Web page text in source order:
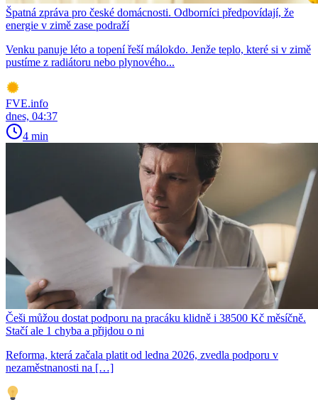
Špatná zpráva pro české domácnosti. Odborníci předpovídají, že
energie v zimě zase podraží
Venku panuje léto a topení řeší málokdo. Jenže teplo, které si v zimě
pustíme z radiátoru nebo plynového...
FVE.info
dnes, 04:37
4 min
Češi můžou dostat podporu na pracáku klidně i 38500 Kč měsíčně.
Stačí ale 1 chyba a přijdou o ni
Reforma, která začala platit od ledna 2026, zvedla podporu v
nezaměstnanosti na […]